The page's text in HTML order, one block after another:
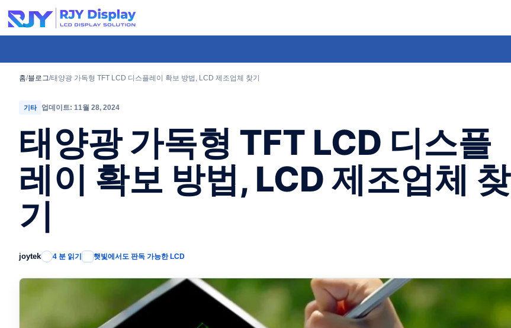
콘
텐
로
홈/블로그/태양광 가독형 TFT LCD 디스플레이 확보 방법, LCD 제조업체 찾기
기타 업데이트: 11월 28, 2024
태양광 가독형 TFT LCD 디스플
레이 확보 방법, LCD 제조업체 찾
기
joytek 4 분 읽기 햇빛에서도 판독 가능한 LCD